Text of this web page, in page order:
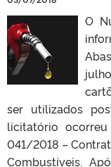
O
ser utilizados
licitatório
041/2018 –
Combustíveis.